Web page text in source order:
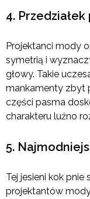
4.
Projektanci mody
symetrią i
głowy. Takie
mankamenty zbyt
części pasma
charakteru luźno
5.
Tej jesieni kok
projektantów